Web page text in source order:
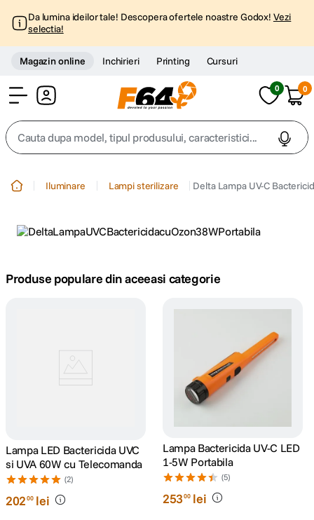
Da lumina ideilor tale! Descopera ofertele noastre Godox! Vezi
selectia!
Magazin online Inchirieri Printing Cursuri
0 0
Cauta dupa model, tipul produsului, caracteristici...
3. trepied telefon
lavaliera
dji mic mini
9. dji osmo
Iluminare Lampi sterilizare Delta Lampa UV-C
Produse populare din aceeasi categorie
Lampa LED Bactericida UVC
si UVA 60W cu Telecomanda
(2)
20200 lei
Lampa Bactericida UV-C LED
1-5W Portabila
(5)
25300 lei